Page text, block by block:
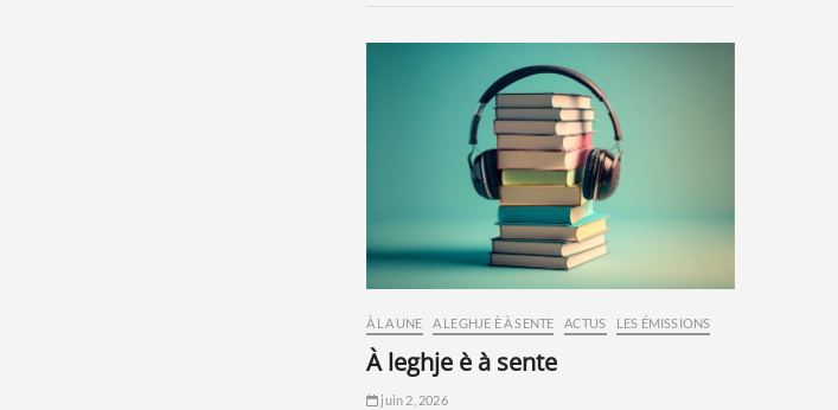
À LA UNE A LEGHJE È À SENTE ACTUS LES ÉMISSIONS
à leghje è à sente
juin 2, 2026